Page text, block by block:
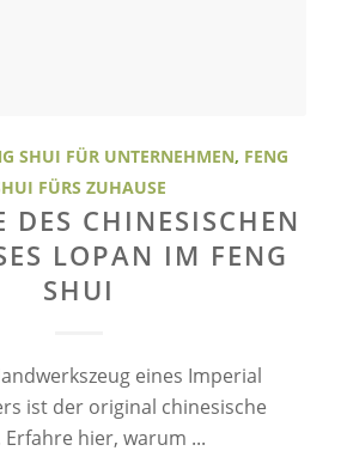
SHUI FÜR UNTERNEHMEN, FENG
FÜRS ZUHAUSE
DES CHINESISCHEN
LOPAN IM FENG
SHUI
eines Imperial
ist der original chinesische
Erfahre hier, warum ...